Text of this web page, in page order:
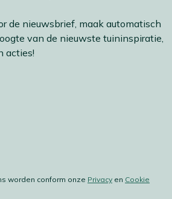
de nieuwsbrief, maak automatisch
van de nieuwste tuininspiratie,
acties!
worden conform onze Privacy en Cookie